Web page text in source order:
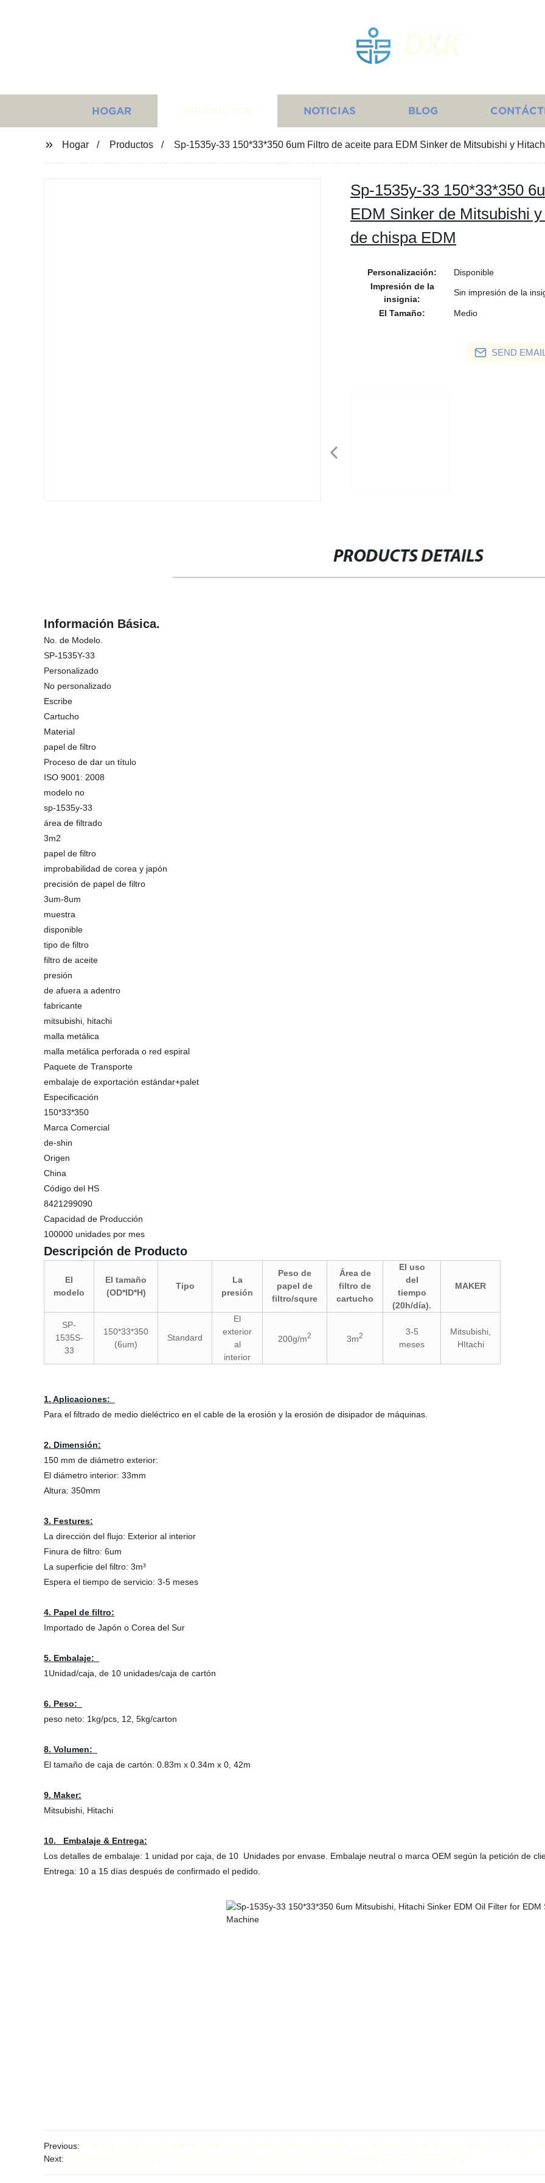
HOGAR NOTICIAS BLOG
Hogar Productos Sp-1535y-33 150*33*350 6um Filtro de aceite para EDM Sinker de Mitsubishi y
Sp-1535y-33 150*33*350
EDM Sinker de Mitsubishi
de chispa EDM
Personalización:
Disponible
Impresión de la
insignia:
Sin impresión de la
El Tamaño: Medio
SEND
PRODUCTS DETAILS
Información Básica.
No. de Modelo.
SP-1535Y-33
Personalizado
No personalizado
Escribe
Cartucho
Material
papel de filtro
Proceso de dar un título
ISO 9001: 2008
modelo no
sp-1535y-33
área de filtrado
3m2
papel de filtro
improbabilidad de corea y japón
precisión de papel de filtro
3um-8um
muestra
disponible
tipo de filtro
filtro de aceite
presión
de afuera a adentro
fabricante
mitsubishi, hitachi
malla metálica
malla metálica perforada o red espiral
Paquete de Transporte
embalaje de exportación estándar+palet
Especificación
150*33*350
Marca Comercial
de-shin
Origen
China
Código del HS
8421299090
Capacidad de Producción
100000 unidades por mes
Descripción de Producto
El
modelo
El tamaño
(OD*ID*H)
Tipo
La
presión
Peso de
papel de
filtro/squre
Área de
filtro de
cartucho
El uso
del
tiempo
(20h/día).
MAKER
SP-
1535S-
33
150*33*350
(6um)
Standard
El
exterior
al
interior
200g/m2 3m2
3-5
meses
Mitsubishi,
HItachi
1. Aplicaciones:
Para el filtrado de medio dieléctrico en el cable de la erosión y la erosión de disipador de máquinas.
2. Dimensión:
150 mm de diámetro exterior:
El diámetro interior: 33mm
Altura: 350mm
3. Festures:
La dirección del flujo: Exterior al interior
Finura de filtro: 6um
La superficie del filtro: 3m³
Espera el tiempo de servicio: 3-5 meses
4. Papel de filtro:
Importado de Japón o Corea del Sur
5. Embalaje:
1Unidad/caja, de 10 unidades/caja de cartón
6. Peso:
peso neto: 1kg/pcs, 12, 5kg/carton
8. Volumen:
El tamaño de caja de cartón: 0.83m x 0.34m x 0, 42m
9. Maker:
Mitsubishi, Hitachi
10. Embalaje & Entrega:
Los detalles de embalaje: 1 unidad por caja, de 10 Unidades por envase. Embalaje neutral o marca OEM según la petición de
Entrega: 10 a 15 días después de confirmado el pedido.
Previous:
Next: